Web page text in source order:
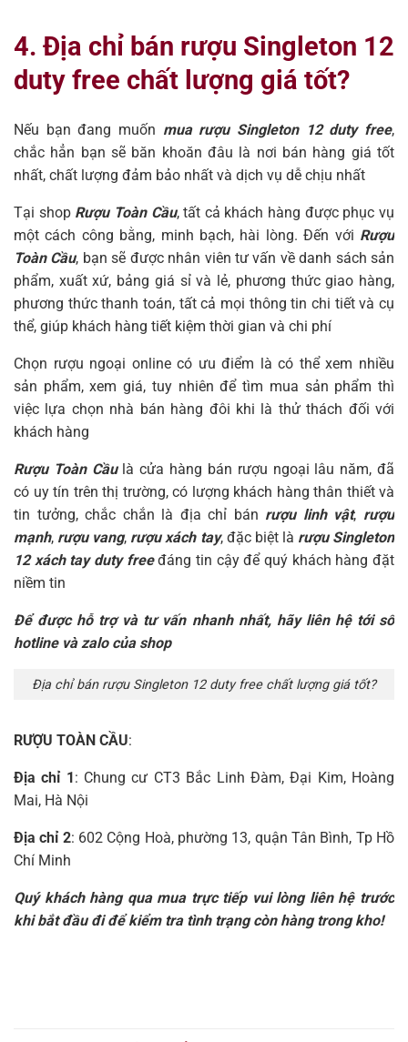
4. Địa chỉ bán rượu Singleton 12
duty free chất lượng giá tốt?
Nếu bạn đang muốn mua rượu Singleton 12 duty free,
chắc hẳn bạn sẽ băn khoăn đâu là nơi bán hàng giá tốt
nhất, chất lượng đảm bảo nhất và dịch vụ dễ chịu nhất
Tại shop Rượu Toàn Cầu, tất cả khách hàng được phục vụ
một cách công bằng, minh bạch, hài lòng. Đến với Rượu
Toàn Cầu, bạn sẽ được nhân viên tư vấn về danh sách sản
phẩm, xuất xứ, bảng giá sỉ và lẻ, phương thức giao hàng,
phương thức thanh toán, tất cả mọi thông tin chi tiết và cụ
thể, giúp khách hàng tiết kiệm thời gian và chi phí
Chọn rượu ngoại online có ưu điểm là có thể xem nhiều
sản phẩm, xem giá, tuy nhiên để tìm mua sản phẩm thì
việc lựa chọn nhà bán hàng đôi khi là thử thách đối với
khách hàng
Rượu Toàn Cầulà cửa hàng bán rượu ngoại lâu năm, đã
có uy tín trên thị trường, có lượng khách hàng thân thiết và
tin tưởng, chắc chắn là địa chỉ bán rượu linh vật, rượu
mạnh, rượu vang, rượu xách tay, đặc biệt là rượu Singleton
12 xách tay duty freeđáng tin cậy để quý khách hàng đặt
niềm tin
Để được hỗ trợ và tư vấn nhanh nhất, hãy liên hệ tới số
hotline và zalo của shop
Địa chỉ bán rượu Singleton 12 duty free chất lượng giá tốt?
RƯỢU TOÀN CẦU:
Địa chỉ 1 : Chung cư CT3 Bắc Linh Đàm, Đại Kim, Hoàng
Mai, Hà Nội
Địa chỉ 2: 602 Cộng Hoà, phường 13, quận Tân Bình, Tp Hồ
Chí Minh
Quý khách hàng qua mua trực tiếp vui lòng liên hệ trước
khi bắt đầu đi để kiểm tra tình trạng còn hàng trong kho!